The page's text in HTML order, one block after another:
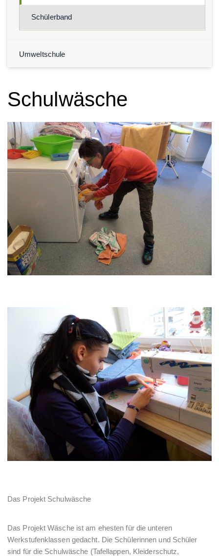
Schülerband
Umweltschule
Schulwäsche
Das Projekt Schulwäsche
Das Projekt Wäsche ist am ehesten für die unteren
Werkstufenklassen gedacht. Die Schülerinnen und Schüler
sind für die Schulwäsche (Tafellappen, Kleiderschutz,